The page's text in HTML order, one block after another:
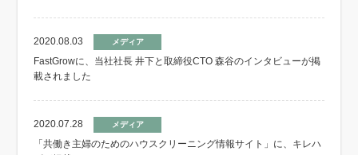
2020.08.03 メディア
FastGrowに、当社社長 井下と取締役CTO 森谷のインタビューが掲
載されました
2020.07.28 メディア
「共働き主婦のためのハウスクリーニング情報サイト」に、キレハ